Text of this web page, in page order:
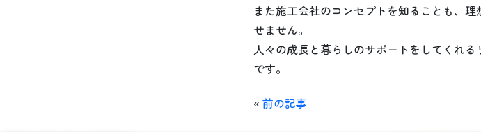
また施工会社のコンセプトを知ることも、
せません。
人々の成長と暮らしのサポートをしてくれ
です。
« 前の記事